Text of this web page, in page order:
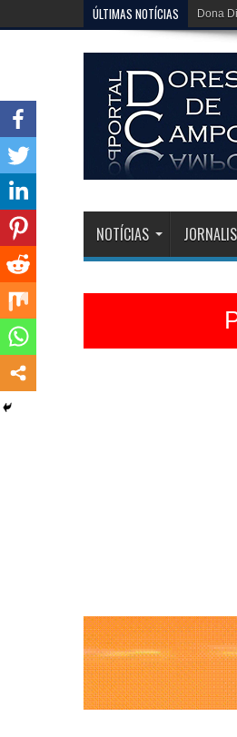
ÚLTIMAS NOTÍCIAS Igreja
NOTÍCIAS